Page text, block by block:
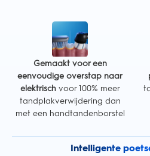
Gemaakt voor een
eenvoudige overstap naar
elektrischvoor 100% meer
tandplakverwijdering dan
met een handtandenborstel
Intelligente